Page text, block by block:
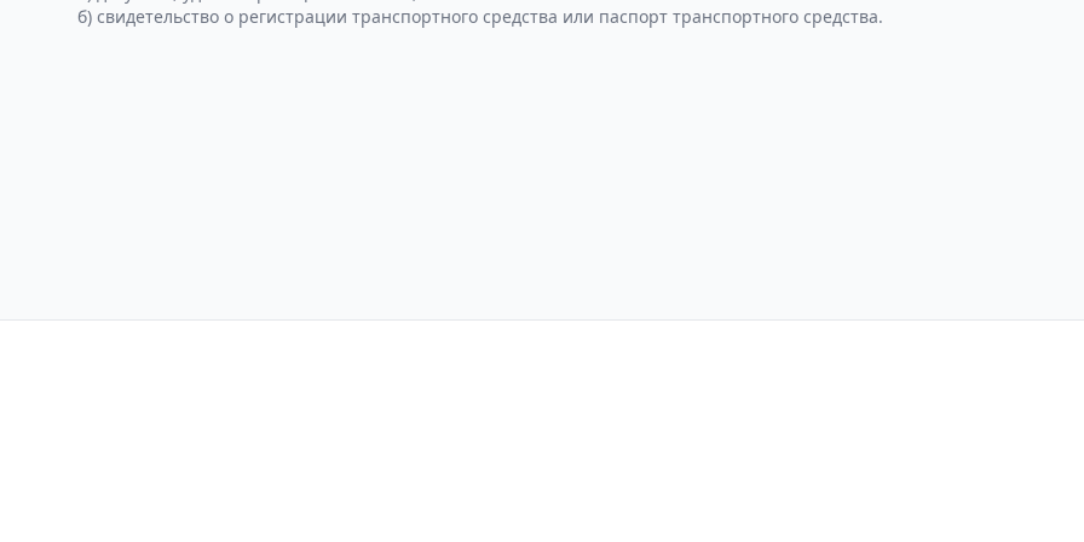
б) свидетельство о регистрации транспортного средства или паспорт транспортного средства.